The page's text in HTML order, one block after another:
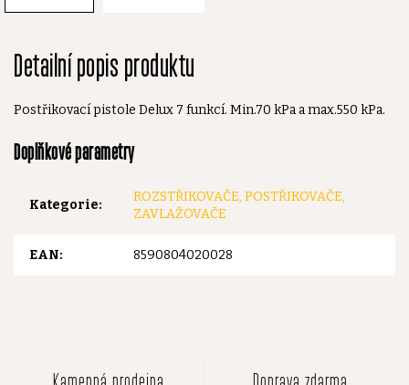
Detailní popis produktu
Postřikovací pistole Delux 7 funkcí. Min.70 kPa a max.550 kPa.
Doplňkové parametry
Kategorie:
ROZSTŘIKOVAČE, POSTŘIKOVAČE,
ZAVLAŽOVAČE
EAN: 8590804020028